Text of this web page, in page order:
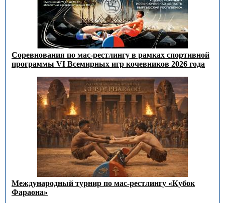
Соревнования по мас-рестлингу в рамках спортивной
программы VI Всемирных игр кочевников 2026 года
Международный турнир по мас-рестлингу «Кубок
Фараона»